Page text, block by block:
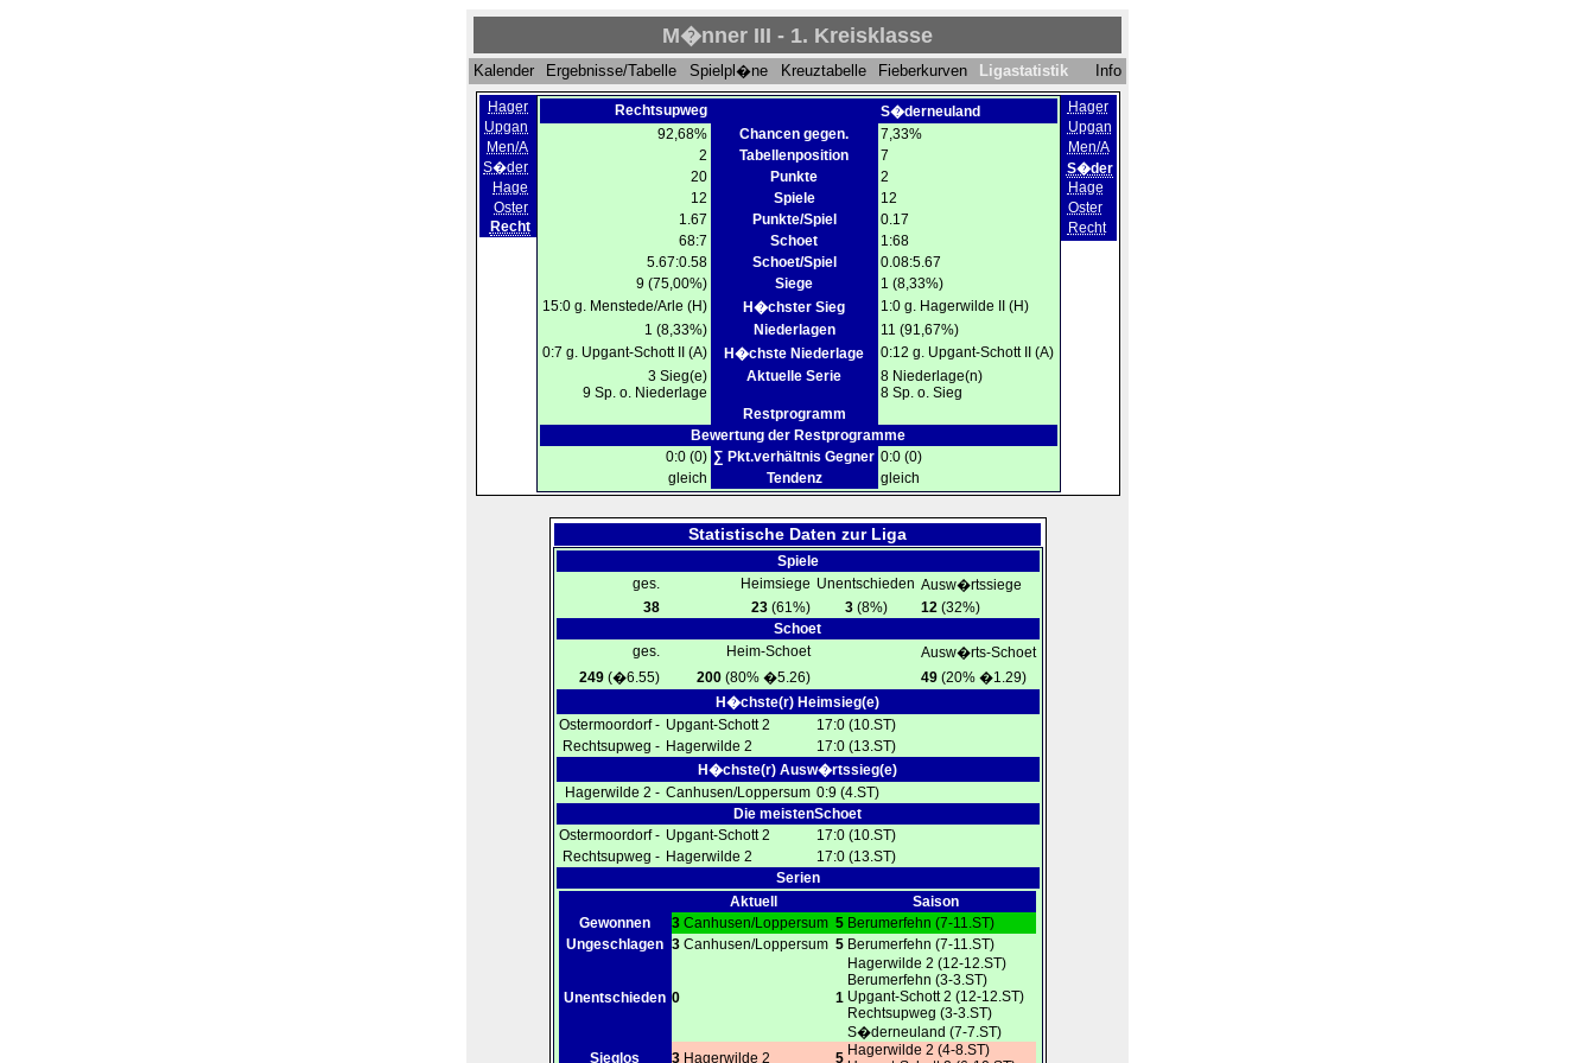
M�nner III - 1. Kreisklasse
Kalender Ergebnisse/Tabelle Spielpl�ne Kreuztabelle Fieberkurven Ligastatistik Info
Hager
Upgan
Men/A
S�der
Hage
Oster
Recht
Rechtsupweg
S�derneuland
92,68%
Chancen gegen.
7,33%
2
Tabellenposition
7
20
Punkte
2
12
Spiele
12
1.67
Punkte/Spiel
0.17
68:7
Schoet
1:68
5.67:0.58
Schoet/Spiel
0.08:5.67
9 (75,00%)
Siege
1 (8,33%)
15:0 g. Menstede/Arle (H)
H�chster Sieg
1:0 g. Hagerwilde II (H)
1 (8,33%)
Niederlagen
11 (91,67%)
0:7 g. Upgant-Schott II (A)
H�chste Niederlage
0:12 g. Upgant-Schott II (A)
3 Sieg(e)
9 Sp. o. Niederlage
Aktuelle Serie
8 Niederlage(n)
8 Sp. o. Sieg
Restprogramm
Bewertung der Restprogramme
0:0 (0) ∑ Pkt.verhältnis Gegner 0:0 (0)
gleich
Tendenz gleich
Hager
Upgan
Men/A
S�der
Hage
Oster
Recht
Statistische Daten zur Liga
Spiele
ges.
Heimsiege Unentschieden Ausw�rtssiege
38
23 (61%) 3(8%) 12(32%)
Schoet
ges.
Heim-Schoet
Ausw�rts-Schoet
249 (�6.55) 200 (80% �5.26) 49(20% �1.29)
H�chste(r) Heimsieg(e)
Ostermoordorf - Upgant-Schott 2
17:0 (10.ST)
Rechtsupweg - Hagerwilde 2
17:0 (13.ST)
H�chste(r) Ausw�rtssieg(e)
Hagerwilde 2 - Canhusen/Loppersum 0:9 (4.ST)
Die meistenSchoet
Ostermoordorf - Upgant-Schott 2
17:0 (10.ST)
Rechtsupweg - Hagerwilde 2
17:0 (13.ST)
Serien
Aktuell
Saison
Gewonnen
3 Canhusen/Loppersum 5 Berumerfehn (7-11.ST)
Ungeschlagen 3 Canhusen/Loppersum 5 Berumerfehn (7-11.ST)
Unentschieden 0 1
Hagerwilde 2 (12-12.ST)
Berumerfehn (3-3.ST)
Upgant-Schott 2 (12-12.ST)
Rechtsupweg (3-3.ST)
S�derneuland (7-7.ST)
Sieglos
3 Hagerwilde 2 5 Hagerwilde 2 (4-8.ST)